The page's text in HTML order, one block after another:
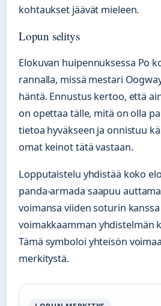
kohtaukset jäävät mieleen.
Lopun selitys
Elokuvan huipennuksessa Po
rannalla, missä mestari
häntä. Ennustus kertoo, että
on opettaa tälle, mitä on olla
tietoa hyväkseen ja onnistuu
omat keinot tätä vastaan.
Lopputaistelu yhdistää koko
panda-armada saapuu
voimansa viiden soturin
voimakkaamman yhdistelmän
Tämä symboloi yhteisön
merkitystä.